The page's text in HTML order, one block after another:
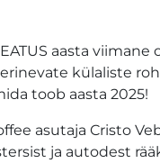
aasta
külaliste
toob aasta 2025!
asutaja Cristo
ja autodest